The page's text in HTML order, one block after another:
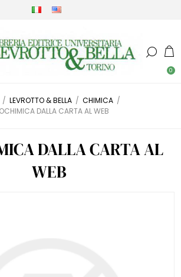
0
/ LEVROTTO & BELLA / CHIMICA /
DALLA CARTA AL WEB
DALLA CARTA AL
WEB